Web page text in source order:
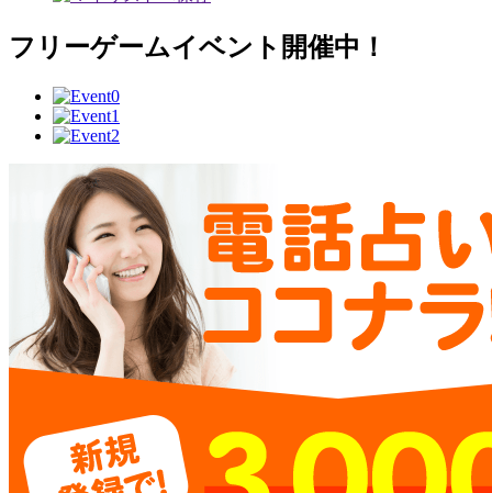
フリーゲームイベント開催中！